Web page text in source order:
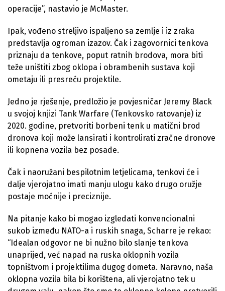
operacije”, nastavio je McMaster.
Ipak, vođeno streljivo ispaljeno sa zemlje i iz zraka
predstavlja ogroman izazov. Čak i zagovornici tenkova
priznaju da tenkove, poput ratnih brodova, mora biti
teže uništiti zbog oklopa i obrambenih sustava koji
ometaju ili presreću projektile.
Jedno je rješenje, predložio je povjesničar Jeremy Black
u svojoj knjizi Tank Warfare (Tenkovsko ratovanje) iz
2020. godine, pretvoriti borbeni tenk u matični brod
dronova koji može lansirati i kontrolirati zračne dronove
ili kopnena vozila bez posade.
Čak i naoružani bespilotnim letjelicama, tenkovi će i
dalje vjerojatno imati manju ulogu kako drugo oružje
postaje moćnije i preciznije.
Na pitanje kako bi mogao izgledati konvencionalni
sukob između NATO-a i ruskih snaga, Scharre je rekao:
“Idealan odgovor ne bi nužno bilo slanje tenkova
unaprijed, već napad na ruska oklopnih vozila
topništvom i projektilima dugog dometa. Naravno, naša
oklopna vozila bila bi korištena, ali vjerojatno tek u